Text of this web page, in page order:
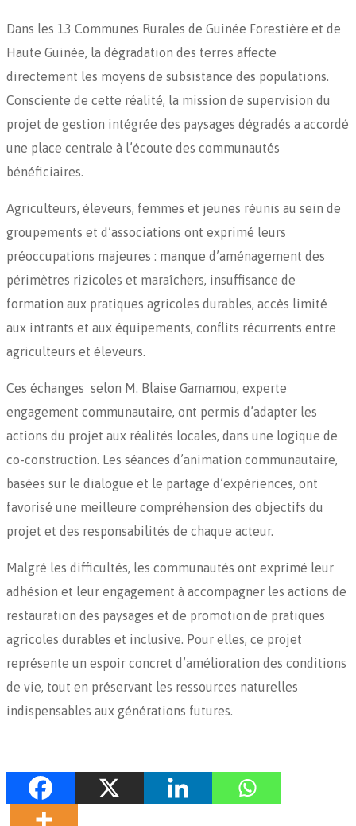
Dans les 13 Communes Rurales de Guinée Forestière et de
Haute Guinée, la dégradation des terres affecte
directement les moyens de subsistance des populations.
Consciente de cette réalité, la mission de supervision du
projet de gestion intégrée des paysages dégradés a accordé
une place centrale à l’écoute des communautés
bénéficiaires.
Agriculteurs, éleveurs, femmes et jeunes réunis au sein de
groupements et d’associations ont exprimé leurs
préoccupations majeures : manque d’aménagement des
périmètres rizicoles et maraîchers, insuffisance de
formation aux pratiques agricoles durables, accès limité
aux intrants et aux équipements, conflits récurrents entre
agriculteurs et éleveurs.
Ces échanges selon M. Blaise Gamamou, experte
engagement communautaire, ont permis d’adapter les
actions du projet aux réalités locales, dans une logique de
co-construction. Les séances d’animation communautaire,
basées sur le dialogue et le partage d’expériences, ont
favorisé une meilleure compréhension des objectifs du
projet et des responsabilités de chaque acteur.
Malgré les difficultés, les communautés ont exprimé leur
adhésion et leur engagement à accompagner les actions de
restauration des paysages et de promotion de pratiques
agricoles durables et inclusive. Pour elles, ce projet
représente un espoir concret d’amélioration des conditions
de vie, tout en préservant les ressources naturelles
indispensables aux générations futures.